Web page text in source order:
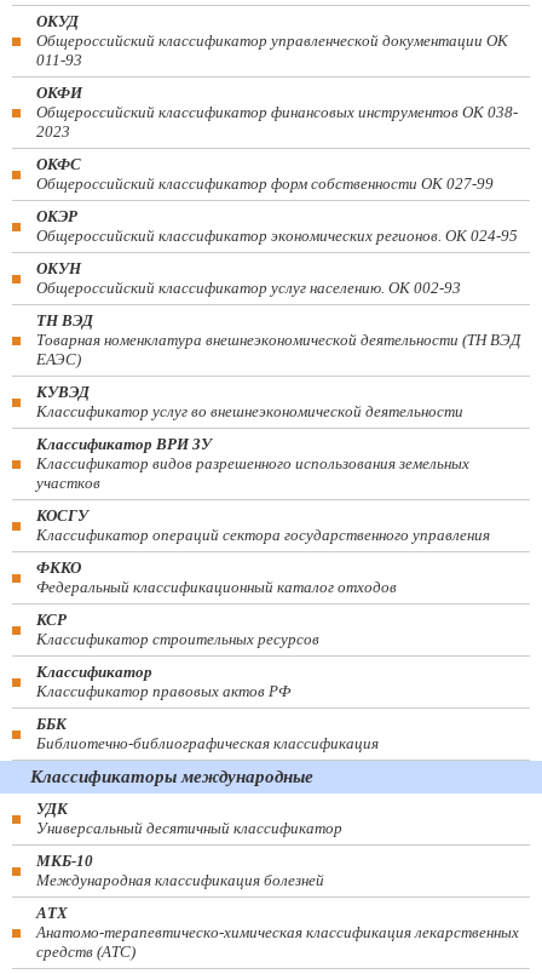
ОКУД
Общероссийский классификатор управленческой документации ОК
011-93
ОКФИ
Общероссийский классификатор финансовых инструментов OK 038-
2023
ОКФС
Общероссийский классификатор форм собственности ОК 027-99
ОКЭР
Общероссийский классификатор экономических регионов. ОК 024-95
ОКУН
Общероссийский классификатор услуг населению. ОК 002-93
ТН ВЭД
Товарная номенклатура внешнеэкономической деятельности (ТН ВЭД
ЕАЭС)
КУВЭД
Классификатор услуг во внешнеэкономической деятельности
Классификатор ВРИ ЗУ
Классификатор видов разрешенного использования земельных
участков
КОСГУ
Классификатор операций сектора государственного управления
ФККО
Федеральный классификационный каталог отходов
КСР
Классификатор строительных ресурсов
Классификатор
Классификатор правовых актов РФ
ББК
Библиотечно-библиографическая классификация
Классификаторы международные
УДК
Универсальный десятичный классификатор
МКБ-10
Международная классификация болезней
АТХ
Анатомо-терапевтическо-химическая классификация лекарственных
средств (ATC)